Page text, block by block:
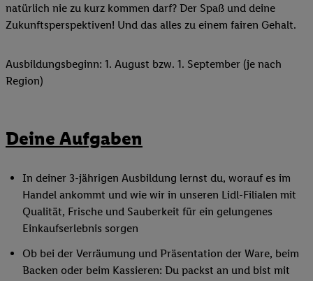
natürlich nie zu kurz kommen darf? Der Spaß und deine
Zukunftsperspektiven! Und das alles zu einem fairen Gehalt.
Ausbildungsbeginn: 1. August bzw. 1. September (je nach
Region)
Deine Aufgaben
In deiner 3-jährigen Ausbildung lernst du, worauf es im
Handel ankommt und wie wir in unseren Lidl-Filialen mit
Qualität, Frische und Sauberkeit für ein gelungenes
Einkaufserlebnis sorgen
Ob bei der Verräumung und Präsentation der Ware, beim
Backen oder beim Kassieren: Du packst an und bist mit